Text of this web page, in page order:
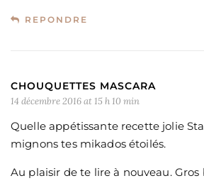
REPONDRE
CHOUQUETTES MASCARA
14 décembre 2016 at 15 h 10 min
Quelle appétissante recette jolie
mignons tes mikados étoilés.
Au plaisir de te lire à nouveau. Gros